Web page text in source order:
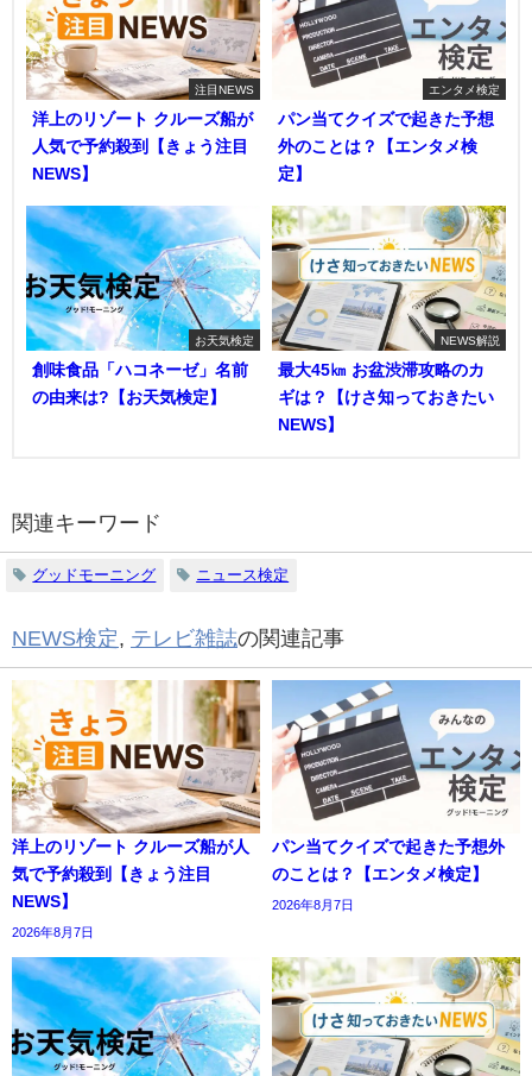
注目NEWS
洋上のリゾート クルーズ船が
人気で予約殺到【きょう注目
NEWS】
エンタメ検定
パン当てクイズで起きた予想
外のことは？【エンタメ検
定】
お天気検定
創味食品「ハコネーゼ」名前
の由来は?【お天気検定】
NEWS解説
最大45㎞ お盆渋滞攻略のカ
ギは？【けさ知っておきたい
NEWS】
関連キーワード
グッドモーニング ニュース検定
NEWS検定 テレビ雑誌の関連記事
洋上のリゾート クルーズ船が人
気で予約殺到【きょう注目
NEWS】
2026年8月7日
パン当てクイズで起きた予想外
のことは？【エンタメ検定】
2026年8月7日